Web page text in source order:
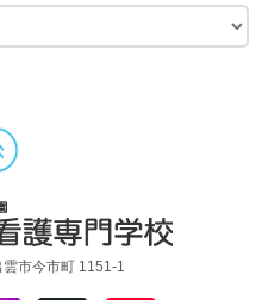
市今市町 1151-1